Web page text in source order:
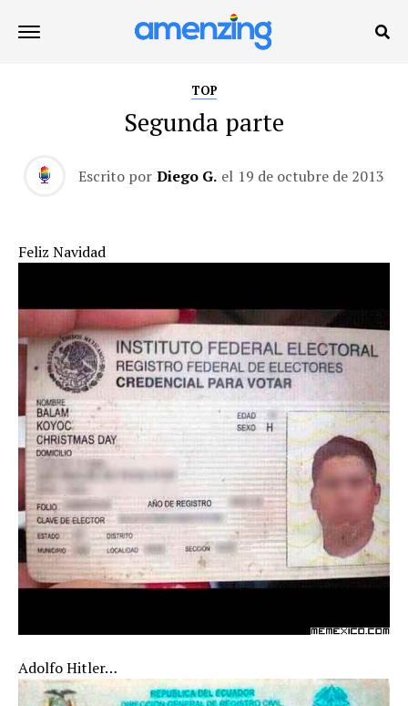
TOP
Segunda parte
Escrito por Diego G. el 19 de octubre de 2013
Feliz Navidad
Adolfo Hitler…